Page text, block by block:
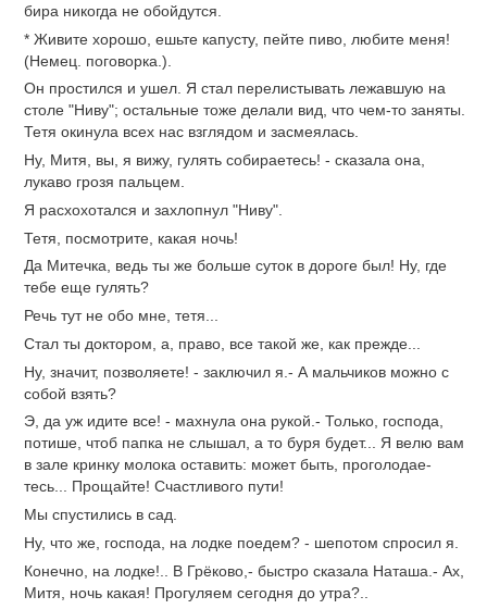
бира никогда не обойдутся.
* Живите хорошо, ешьте капусту, пейте пиво, любите меня!
(Немец. поговорка.).
Он простился и ушел. Я стал перелистывать лежавшую на
столе "Ниву"; остальные тоже делали вид, что чем-то заняты.
Тетя окинула всех нас взглядом и засмеялась.
Ну, Митя, вы, я вижу, гулять собираетесь! - сказала она,
лукаво грозя пальцем.
Я расхохотался и захлопнул "Ниву".
Тетя, посмотрите, какая ночь!
Да Митечка, ведь ты же больше суток в дороге был! Ну, где
тебе еще гулять?
Речь тут не обо мне, тетя...
Стал ты доктором, а, право, все такой же, как прежде...
Ну, значит, позволяете! - заключил я.- А мальчиков можно с
собой взять?
Э, да уж идите все! - махнула она рукой.- Только, господа,
потише, чтоб папка не слышал, а то буря будет... Я велю вам
в зале кринку молока оставить: может быть, проголодае-
тесь... Прощайте! Счастливого пути!
Мы спустились в сад.
Ну, что же, господа, на лодке поедем? - шепотом спросил я.
Конечно, на лодке!.. В Грёково,- быстро сказала Наташа.- Ах,
Митя, ночь какая! Прогуляем сегодня до утра?..